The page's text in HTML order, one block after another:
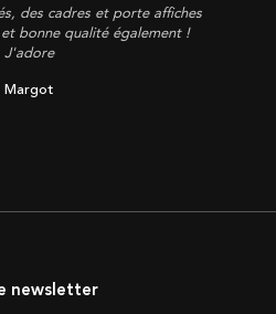
des cadres et porte affiches
bonne qualité également !
J'adore
Margot
newsletter